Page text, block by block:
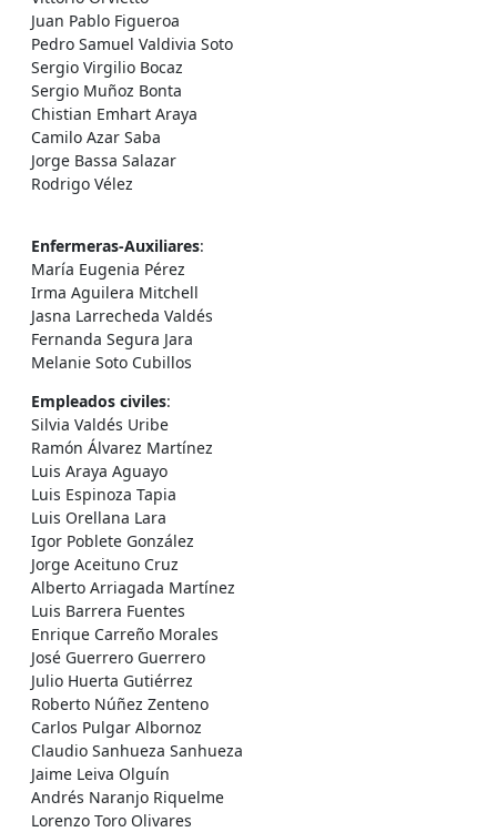
Juan Pablo Figueroa
Pedro Samuel Valdivia Soto
Sergio Virgilio Bocaz
Sergio Muñoz Bonta
Chistian Emhart Araya
Camilo Azar Saba
Jorge Bassa Salazar
Rodrigo Vélez
Enfermeras-Auxiliares:
María Eugenia Pérez
Irma Aguilera Mitchell
Jasna Larrecheda Valdés
Fernanda Segura Jara
Melanie Soto Cubillos
Empleados civiles:
Silvia Valdés Uribe
Ramón Álvarez Martínez
Luis Araya Aguayo
Luis Espinoza Tapia
Luis Orellana Lara
Igor Poblete González
Jorge Aceituno Cruz
Alberto Arriagada Martínez
Luis Barrera Fuentes
Enrique Carreño Morales
José Guerrero Guerrero
Julio Huerta Gutiérrez
Roberto Núñez Zenteno
Carlos Pulgar Albornoz
Claudio Sanhueza Sanhueza
Jaime Leiva Olguín
Andrés Naranjo Riquelme
Lorenzo Toro Olivares